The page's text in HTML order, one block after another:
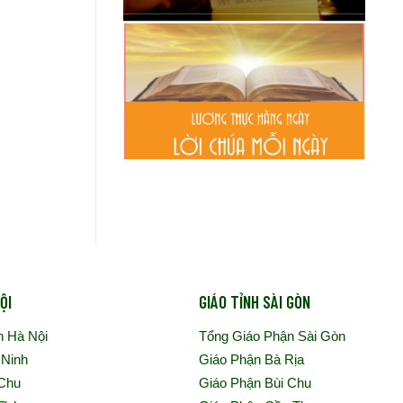
Hà Nội
GIÁO TỈNH SÀI GÒN
Tổng Giáo Phận Sài Gòn
Giáo Phận Bà Rịa
Giáo Phận Bùi Chu